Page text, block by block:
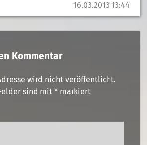
16.03.2013 13:44
Kommentar
wird nicht veröffentlicht.
sind mit *markiert